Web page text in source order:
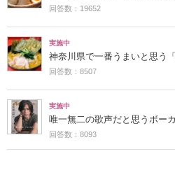
回答数：19652
実施中
神奈川県で一番うまいと思う
回答数：8507
実施中
唯一無二の歌声だと思うボー
回答数：8093